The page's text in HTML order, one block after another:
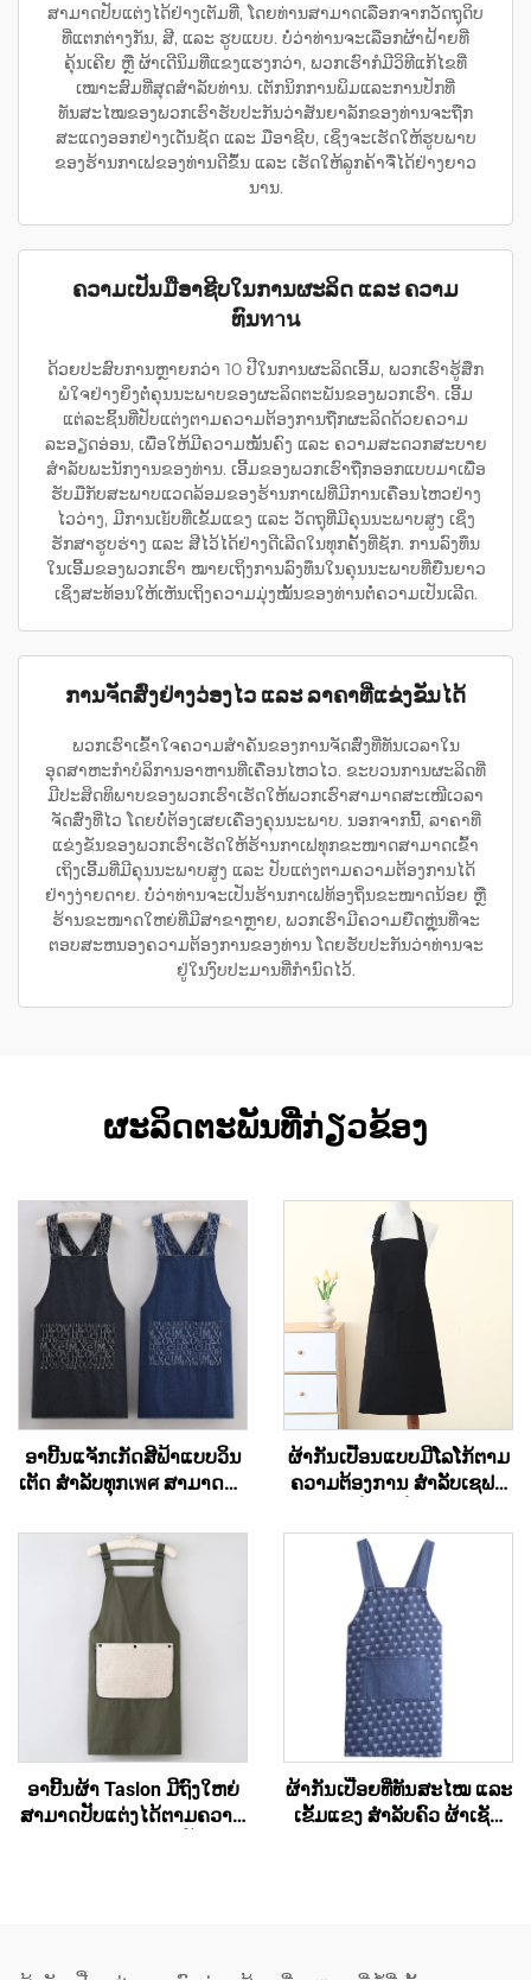
ສາມາດປັບແຕ່ງໄດ້ຢ່າງເຕັມທີ່, ໂດຍທ່ານສາມາດເລືອກຈາກວັດຖຸດິບ
ທີ່ແຕກຕ່າງກັນ, ສີ, ແລະ ຮູບແບບ. ບໍ່ວ່າທ່ານຈະເລືອກຜ້າຝ້າຍທີ່
ຄຸ້ນເຄີຍ ຫຼື ຜ້າເດີນິມທີ່ແຂງແຮງກວ່າ, ພວກເຮົາກໍມີວິທີແກ້ໄຂທີ່
ເໝາະສົມທີ່ສຸດສຳລັບທ່ານ. ເຕັກນິກການພິມແລະການປັກທີ່
ທັນສະໄໝຂອງພວກເຮົາຮັບປະກັນວ່າສັນຍາລັກຂອງທ່ານຈະຖືກ
ສະແດງອອກຢ່າງເດັ່ນຊັດ ແລະ ມືອາຊີບ, ເຊິ່ງຈະເຮັດໃຫ້ຮູບພາບ
ຂອງຮ້ານກາເຟຂອງທ່ານດີຂຶ້ນ ແລະ ເຮັດໃຫ້ລູກຄ້າຈື່ໄດ້ຢ່າງຍາວ
ນານ.
ຄວາມເປັນມືອາຊີບໃນການຜະລິດ ແລະ ຄວາມ
ທົນทาน
ດ້ວຍປະສົບການຫຼາຍກວ່າ 10 ປີໃນການຜະລິດເອີ້ມ, ພວກເຮົາຮູ້ສຶກ
ພໍໃຈຢ່າງຍິ່ງຕໍ່ຄຸນນະພາບຂອງຜະລິດຕະພັນຂອງພວກເຮົາ. ເອີ້ມ
ແຕ່ລະຊິ້ນທີ່ປັບແຕ່ງຕາມຄວາມຕ້ອງການຖືກຜະລິດດ້ວຍຄວາມ
ລະອຽດອ່ອນ, ເພື່ອໃຫ້ມີຄວາມໝັ້ນຄົງ ແລະ ຄວາມສະດວກສະບາຍ
ສຳລັບພະນັກງານຂອງທ່ານ. ເອີ້ມຂອງພວກເຮົາຖືກອອກແບບມາເພື່ອ
ຮັບມືກັບສະພາບແວດລ້ອມຂອງຮ້ານກາເຟທີ່ມີການເຄື່ອນໄຫວຢ່າງ
ໄວວ່າງ, ມີການເยັບທີ່ເຂັ້ມແຂງ ແລະ ວັດຖຸທີ່ມີຄຸນນະພາບສູງ ເຊິ່ງ
ຮັກສາຮູບຮ່າງ ແລະ ສີໄວ້ໄດ້ຢ່າງດີເລີດໃນທຸກຄັ້ງທີ່ຊັກ. ການລົງທຶນ
ໃນເອີ້ມຂອງພວກເຮົາ ໝາຍເຖິງການລົງທຶນໃນຄຸນນະພາບທີ່ຍືນຍາວ
ເຊິ່ງສະທ້ອນໃຫ້ເຫັນເຖິງຄວາມມຸ່ງໝັ້ນຂອງທ່ານຕໍ່ຄວາມເປັນເລີດ.
ການຈັດສົ່ງຢ່າງວ່ອງໄວ ແລະ ລາຄາທີ່ແຂ່ງຂັນໄດ້
ພວກເຮົາເຂົ້າໃຈຄວາມສຳຄັນຂອງການຈັດສົ່ງທີ່ທັນເວລາໃນ
ອຸດສາຫະກຳບໍລິການອາຫານທີ່ເຄື່ອນໄຫວໄວ. ຂະບວນການຜະລິດທີ່
ມີປະສິດທິພາບຂອງພວກເຮົາເຮັດໃຫ້ພວກເຮົາສາມາດສະເໜີເວລາ
ຈັດສົ່ງທີ່ໄວ ໂດຍບໍ່ຕ້ອງເສຍເຄື່ອງຄຸນນະພາບ. ນອກຈາກນີ້, ລາຄາທີ່
ແຂ່ງຂັນຂອງພວກເຮົາເຮັດໃຫ້ຮ້ານກາເຟທຸກຂະໜາດສາມາດເຂົ້າ
ເຖິງເອີ້ມທີ່ມີຄຸນນະພາບສູງ ແລະ ປັບແຕ່ງຕາມຄວາມຕ້ອງການໄດ້
ຢ່າງງ່າຍດາຍ. ບໍ່ວ່າທ່ານຈະເປັນຮ້ານກາເຟທ້ອງຖິ່ນຂະໜາດນ້ອຍ ຫຼື
ຮ້ານຂະໜາດໃຫຍ່ທີ່ມີສາຂາຫຼາຍ, ພວກເຮົາມີຄວາມຍືດຫຼຸ່ນທີ່ຈະ
ຕອບສະຫນອງຄວາມຕ້ອງການຂອງທ່ານ ໂດຍຮັບປະກັນວ່າທ່ານຈະ
ຢູ່ໃນງົບປະມານທີ່ກຳນົດໄວ້.
ຜະລິດຕະພັນທີ່ກ່ຽວຂ້ອງ
ອາບີ້ນແຈັກເກັດສີຟ້າແບບວິນ
ເຕັດ ສຳລັບທຸກเพศ ສາມາດປັບ
ສຳລັບຮ້ານເຂົ້າຫຼື ຮ້ານກາເຟ
ຜູ້ຊົງເຮັດເຄື່ອງດື່ມ ແລະ ຜູ້
ປະກອບເຄື່ອງດື່ມ
ຜ້າກັນເປື້ອນແບບມີໂລໂກ້ຕາມ
ຄວາມຕ້ອງການ ສຳລັບເຊຟສີ
ເທີລິກ, ລະບາຍອາກາດໄດ້ດີ
ເຢັນ ປັບໄດ້ ມີຖົງ, ສຳລັບຮ້ານ
ກາເຟ, ບີບີຄິວ, ການບໍລິການ
ອາຫານ ແລະ ການເຮັດຄວາມ
ສະອາດ
ອາບີ້ນຜ້າ Taslon ມີຖົງໃຫຍ່
ສາມາດປັບແຕ່ງໄດ້ຕາມຄວາມ
ຜ້າກັນເປື່ອຍທີ່ທັນສະໄໝ ແລະ
ເຂັ້ມແຂງ ສຳລັບຄົວ ຜ້າເຊັດ